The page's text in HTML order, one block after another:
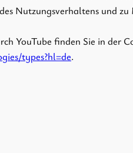
Nutzungsverhaltens und
YouTube finden Sie in der
types?hl=de.